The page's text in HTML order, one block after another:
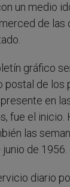
un medio
de las
gráfico
postal de los
en
fue el inicio.
las
de 1956.
diario